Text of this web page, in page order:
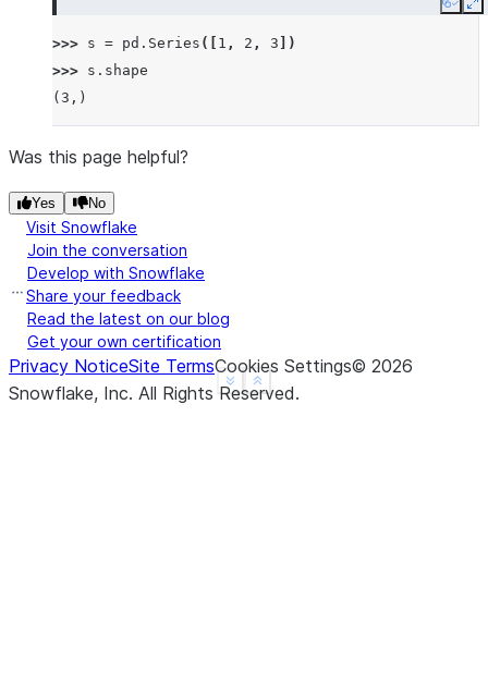
Copy
>>> s = pd . Series ([ 1 , 2 , 3 ])
>>> s . shape
(3,)
Show less
See more
Was this page helpful?
Yes No
Visit Snowflake
Join the conversation
Develop with Snowflake
Share your feedback
Read the latest on our blog
Get your own certification
Privacy NoticeSite TermsCookies Settings© 2026
Snowflake, Inc. All Rights Reserved.